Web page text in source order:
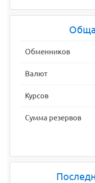
Обменников
Валют
Курсов
Сумма резервов